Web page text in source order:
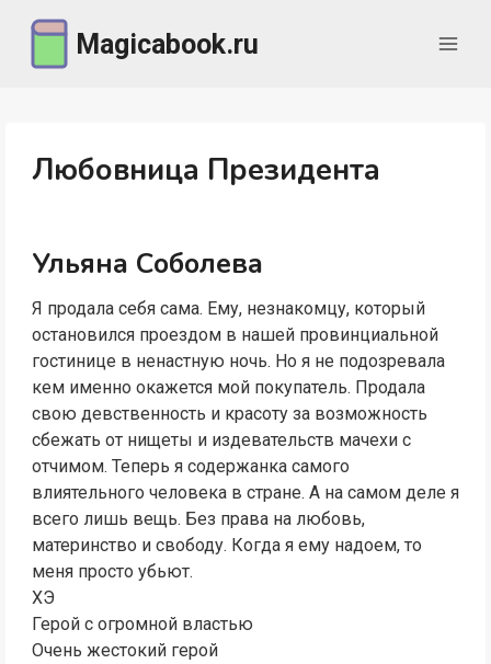
содержимому
Magicabook.ru
Любовница Президента
Ульяна Соболева
Я продала себя сама. Ему, незнакомцу, который
остановился проездом в нашей провинциальной
гостинице в ненастную ночь. Но я не подозревала
кем именно окажется мой покупатель. Продала
свою девственность и красоту за возможность
сбежать от нищеты и издевательств мачехи с
отчимом. Теперь я содержанка самого
влиятельного человека в стране. А на самом деле я
всего лишь вещь. Без права на любовь,
материнство и свободу. Когда я ему надоем, то
меня просто убьют.
ХЭ
Герой с огромной властью
Очень жестокий герой